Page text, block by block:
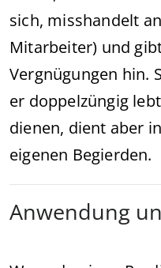
sich, misshandelt
Mitarbeiter) und
Vergnügungen hin.
er doppelzüngig
dienen, dient aber
eigenen Begierden.
Anwendung